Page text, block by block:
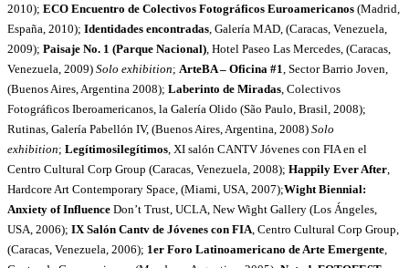
2010); ECO Encuentro de Colectivos Fotográficos Euroamericanos (Madrid,
España, 2010); Identidades encontradas , Galería MAD, (Caracas, Venezuela,
2009); Paisaje No. 1 (Parque Nacional) , Hotel Paseo Las Mercedes, (Caracas,
Venezuela, 2009) Solo exhibition; ArteBA – Oficina #1 , Sector Barrio Joven,
(Buenos Aires, Argentina 2008); Laberinto de Miradas , Colectivos
Fotográficos Iberoamericanos, la Galería Olido (São Paulo, Brasil, 2008);
Rutinas, Galería Pabellón IV, (Buenos Aires, Argentina, 2008) Solo
exhibition; Legítimosilegítimos , XI salón CANTV Jóvenes con FIA en el
Centro Cultural Corp Group (Caracas, Venezuela, 2008); Happily Ever After
Hardcore Art Contemporary Space, (Miami, USA, 2007);Wight Biennial:
Anxiety of Influence Don’t Trust, UCLA, New Wight Gallery (Los Ángeles,
USA, 2006); IX Salón Cantv de Jóvenes con FIA , Centro Cultural Corp Group,
(Caracas, Venezuela, 2006); 1er Foro Latinoamericano de Arte Emergente